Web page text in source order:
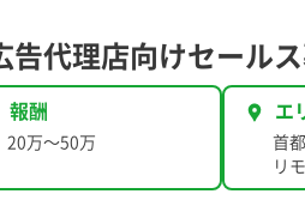
代理店向けセールス
報酬
20万〜50万
エ
首
リ